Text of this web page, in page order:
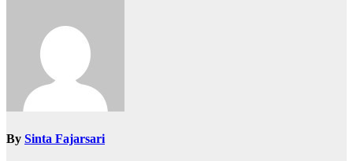
By Sinta Fajarsari